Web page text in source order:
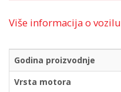
Više informacija o vozilu
Godina proizvodnje
Vrsta motora